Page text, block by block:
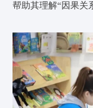
帮助其理解“因果关